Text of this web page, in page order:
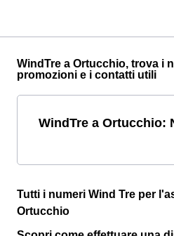
WindTre a Ortucchio, trova i
promozioni e i contatti utili
WindTre a Ortucchio:
Tutti i numeri Wind Tre per
Ortucchio